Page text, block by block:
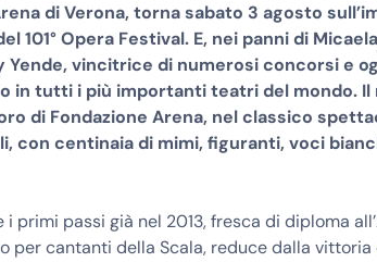
di Verona, torna sabato 3 agosto
101° Opera Festival. E, nei panni di
Yende, vincitrice di numerosi concorsi e
in tutti i più importanti teatri del mondo. Il
di Fondazione Arena, nel classico
con centinaia di mimi, figuranti, voci
i primi passi già nel 2013, fresca di diploma
per cantanti della Scala, reduce dalla